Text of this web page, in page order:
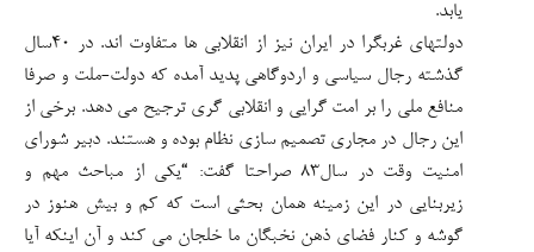
یابد.
دولتهای غربگرا در ایران نیز از انقلابی ها متفاوت اند. در ۴۰سال
گذشته رجال سیاسی و اردوگاهی پدید آمده که دولت-ملت و صرفا
منافع ملی را بر امت گرایی و انقلابی گری ترجیح می دهد. برخی از
این رجال در مجاری تصمیم سازی نظام بوده و هستند. دبیر شورای
امنیت وقت در سال۸۳ صراحتا گفت: “یکی از مباحث مهم و
زیربنایی در این زمینه همان بحثی است که کم و بیش هنوز در
گوشه و کنار فضای ذهن نخبگان ما خلجان می کند و آن اینکه آیا